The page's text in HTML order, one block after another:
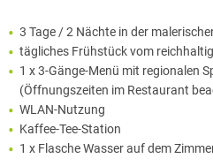
3 Tage / 2 Nächte in der
tägliches Frühstück vom
1 x 3-Gänge-Menü mit regionalen
(Öffnungszeiten im Restaurant
WLAN-Nutzung
Kaffee-Tee-Station
1 x Flasche Wasser auf dem